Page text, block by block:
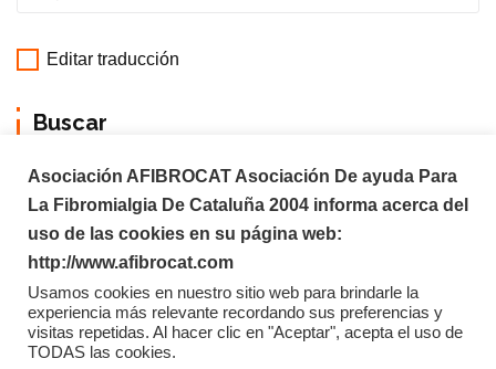
Editar traducción
Buscar
Asociación AFIBROCAT Asociación De ayuda Para
La Fibromialgia De Cataluña 2004 informa acerca del
uso de las cookies en su página web:
http://www.afibrocat.com
Usamos cookies en nuestro sitio web para brindarle la
experiencia más relevante recordando sus preferencias y
visitas repetidas. Al hacer clic en "Aceptar", acepta el uso de
TODAS las cookies.